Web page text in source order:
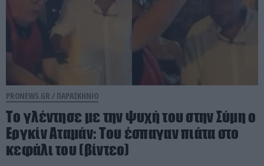
PRONEWS.GR / ΠΑΡΑΣΚΗΝΙΟ
Το γλέντησε με την ψυχή του στην Σύμη ο
Εργκίν Αταμάν: Του έσπαγαν πιάτα στο
κεφάλι του (βίντεο)